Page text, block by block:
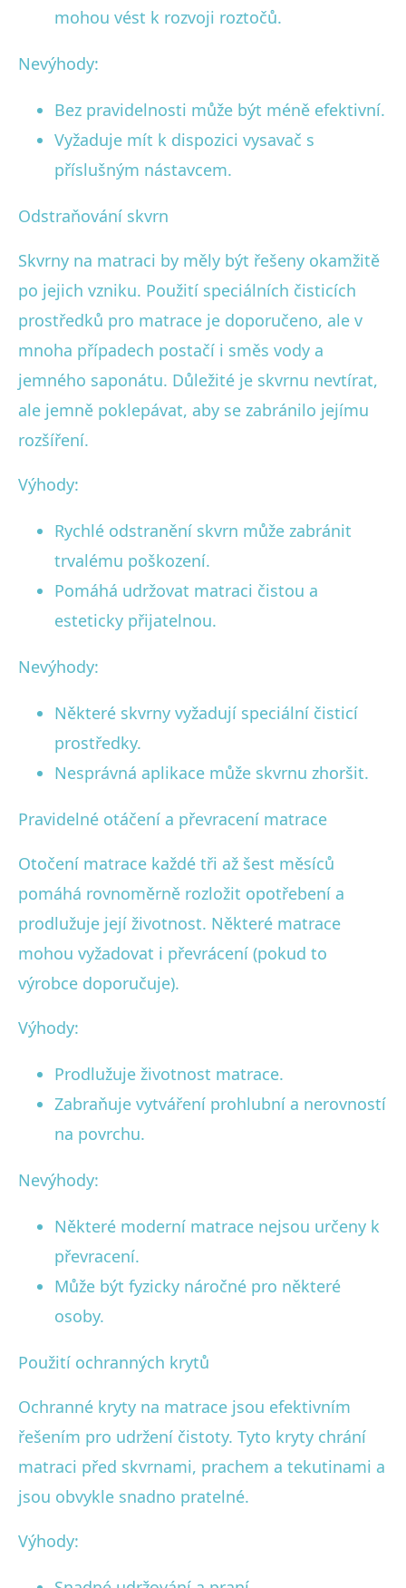
mohou vést k rozvoji roztočů.
Nevýhody:
Bez pravidelnosti může být méně efektivní.
Vyžaduje mít k dispozici vysavač s
příslušným nástavcem.
Odstraňování skvrn
Skvrny na matraci by měly být řešeny okamžitě
po jejich vzniku. Použití speciálních čisticích
prostředků pro matrace je doporučeno, ale v
mnoha případech postačí i směs vody a
jemného saponátu. Důležité je skvrnu nevtírat,
ale jemně poklepávat, aby se zabránilo jejímu
rozšíření.
Výhody:
Rychlé odstranění skvrn může zabránit
trvalému poškození.
Pomáhá udržovat matraci čistou a
esteticky přijatelnou.
Nevýhody:
Některé skvrny vyžadují speciální čisticí
prostředky.
Nesprávná aplikace může skvrnu zhoršit.
Pravidelné otáčení a převracení matrace
Otočení matrace každé tři až šest měsíců
pomáhá rovnoměrně rozložit opotřebení a
prodlužuje její životnost. Některé matrace
mohou vyžadovat i převrácení (pokud to
výrobce doporučuje).
Výhody:
Prodlužuje životnost matrace.
Zabraňuje vytváření prohlubní a nerovností
na povrchu.
Nevýhody:
Některé moderní matrace nejsou určeny k
převracení.
Může být fyzicky náročné pro některé
osoby.
Použití ochranných krytů
Ochranné kryty na matrace jsou efektivním
řešením pro udržení čistoty. Tyto kryty chrání
matraci před skvrnami, prachem a tekutinami a
jsou obvykle snadno pratelné.
Výhody: